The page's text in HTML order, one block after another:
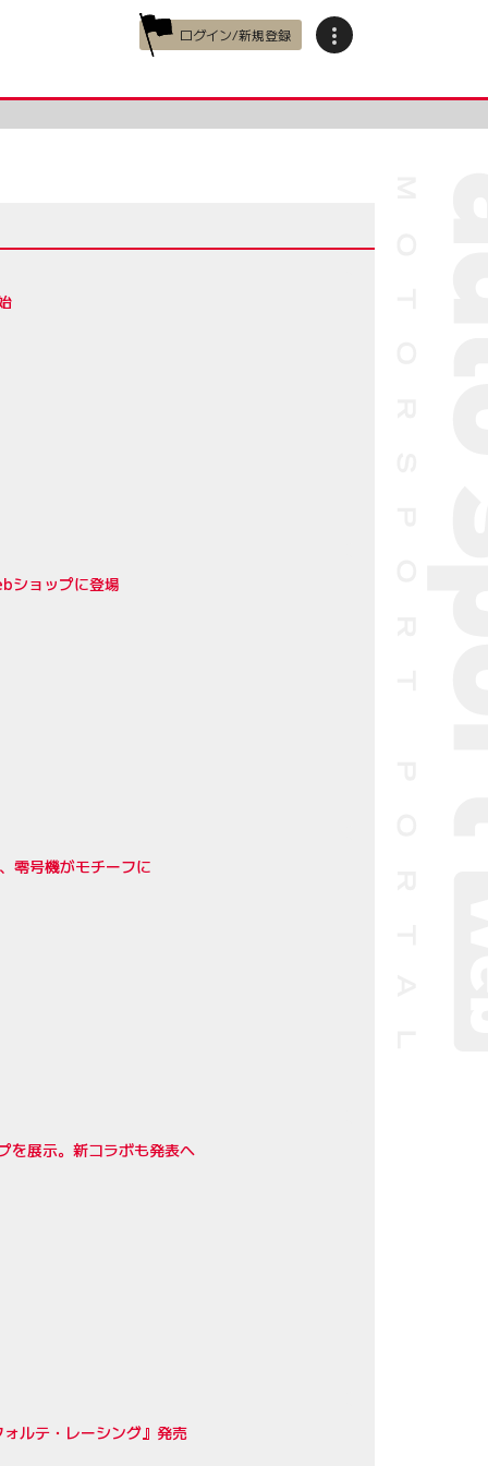
ログイン/新規登録
ショップに登場
零号機がモチーフに
を展示。新コラボも発表へ
ルテ・レーシング』発売